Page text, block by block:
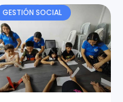
GESTIÓN SOCIAL